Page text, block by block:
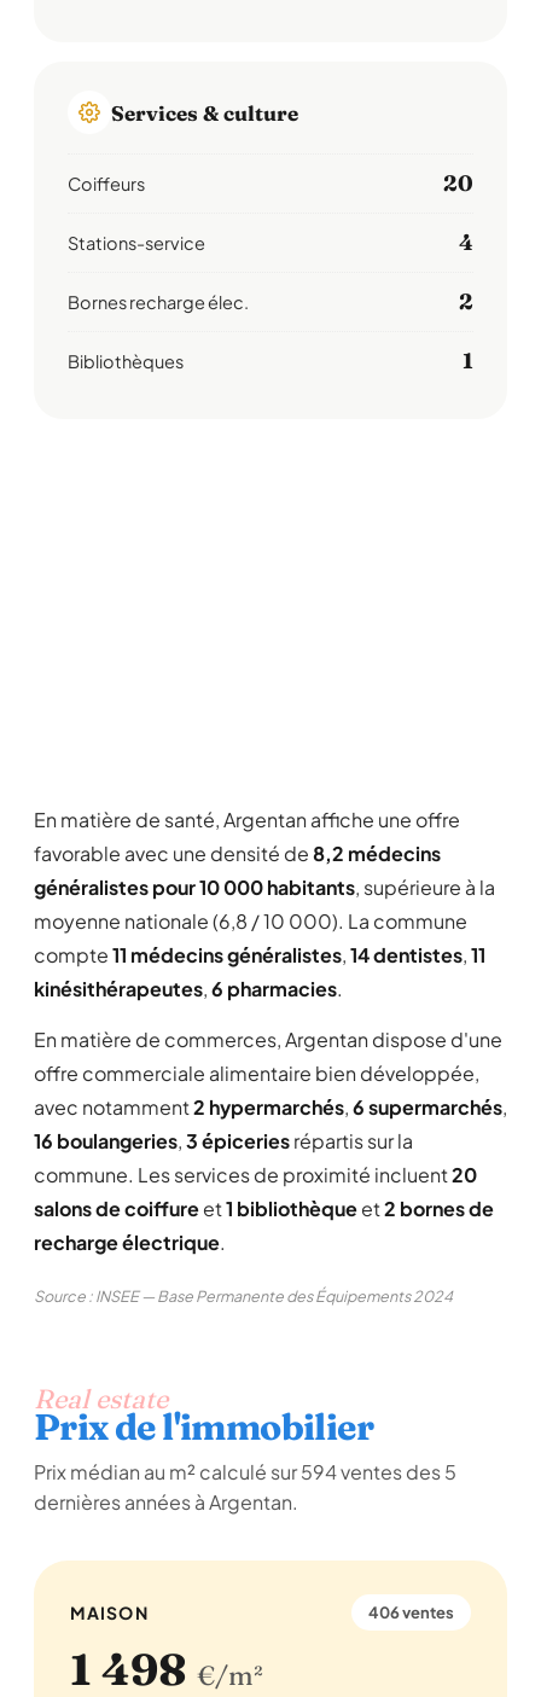
Services & culture
Coiffeurs 20
Stations-service 4
Bornes recharge élec. 2
Bibliothèques 1
En matière de santé, Argentan affiche une offre
favorable avec une densité de8,2 médecins
généralistes pour 10 000 habitants, supérieure à la
moyenne nationale (6,8 / 10 000). La commune
compte11 médecins généralistes,14 dentistes,11
kinésithérapeutes,6 pharmacies.
En matière de commerces, Argentan dispose d'une
offre commerciale alimentaire bien développée,
avec notamment2 hypermarchés,6 supermarchés,
16 boulangeries,3 épiceriesrépartis sur la
commune. Les services de proximité incluent20
salons de coiffureet1 bibliothèqueet2 bornes de
recharge électrique.
Source : INSEE — Base Permanente des Équipements 2024
Real estate
Prix de l'immobilier
Prix médian au m² calculé sur 594 ventes des 5
dernières années à Argentan.
MAISON 406 ventes
1 498 €/m²